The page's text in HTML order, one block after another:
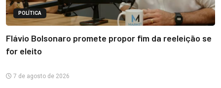
POLÍTICA
Flávio Bolsonaro promete propor fim da reeleição se
for eleito
7 de agosto de 2026